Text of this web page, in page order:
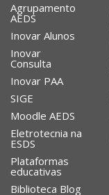
Agrupamento
AEDS
Inovar Alunos
Inovar
Consulta
Inovar PAA
SIGE
Moodle AEDS
Eletrotecnia na
ESDS
Plataformas
educativas
Biblioteca Blog